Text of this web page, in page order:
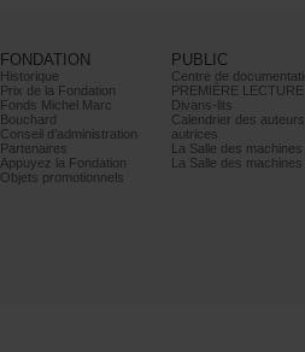
FONDATION
Historique
PrixdelaFondation
FondsMichelMarc
Bouchard
Conseild’administration
Partenaires
AppuyezlaFondation
Objetspromotionnels
PUBLIC
PREMIÈRELECTURE
Divans-lits
autrices